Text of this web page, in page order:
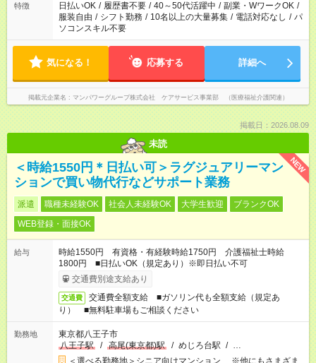
特徴 日払いOK / 履歴書不要 / 40～50代活躍中 / 副業・WワークOK /
服装自由 / シフト勤務 / 10名以上の大量募集 / 電話対応なし / パ
ソコンスキル不要
気になる！ 応募する 詳細へ
掲載元企業名 マンパワーグループ株式会社 ケアサービス事業部 （医療福祉介護関連）
掲載日：2026.08.09
未読
NEW
＜時給1550円＊日払い可＞ラグジュアリーマン
ションで買い物代行などサポート業務
派遣 職種未経験OK 社会人未経験OK 大学生歓迎
ブランクOK
WEB登録・面接OK
給与
時給1550円 有資格・有経験時給1750円 介護福祉士時給
1800円 ■日払いOK（規定あり）※即日払い不可
交通費別途支給あり
交通費
交通費全額支給 ■ガソリン代も全額支給（規定あ
り） ■無料駐車場もご相談ください
勤務地
東京都八王子市
八王子駅
/ 高尾(東京都)駅 / めじろ台駅 / …
＜選べる勤務地＞シニア向けマンション ※他にもさまざま